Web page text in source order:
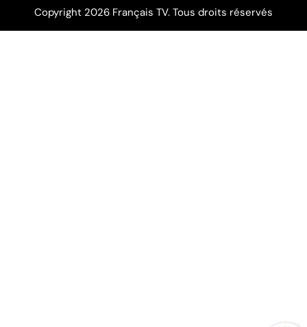
Copyright 2026 Français TV. Tous droits réservés